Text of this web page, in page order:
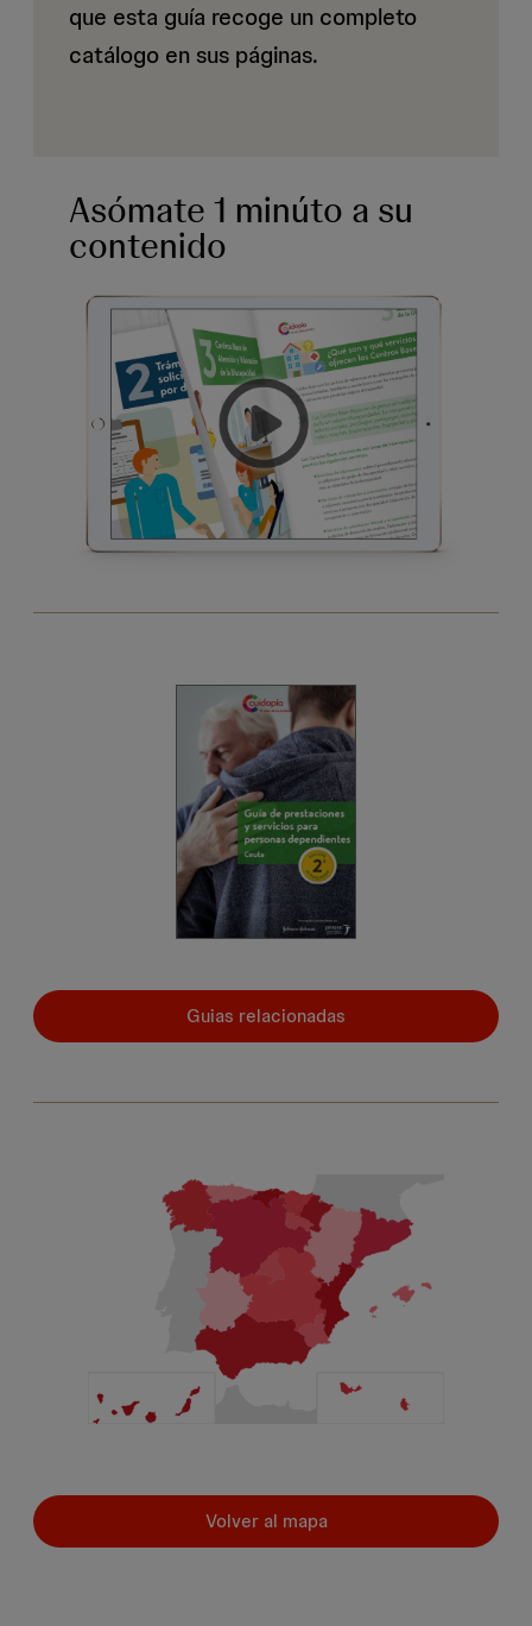
que esta guía recoge un completo
catálogo en sus páginas.
Asómate 1 minúto a su
contenido
Volver al mapa
Guias relacionadas